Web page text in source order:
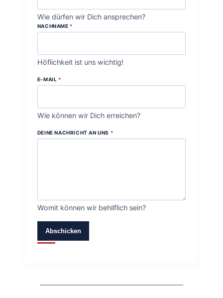
Wie dürfen wir Dich ansprechen?
NACHNAME *
Höflichkeit ist uns wichtig!
E-MAIL *
Wie können wir Dich erreichen?
DEINE NACHRICHT AN UNS *
Womit können wir behilflich sein?
Abschicken